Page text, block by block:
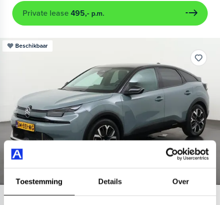
Toestemming Details Over
Private lease 495,- p.m.
Beschikbaar